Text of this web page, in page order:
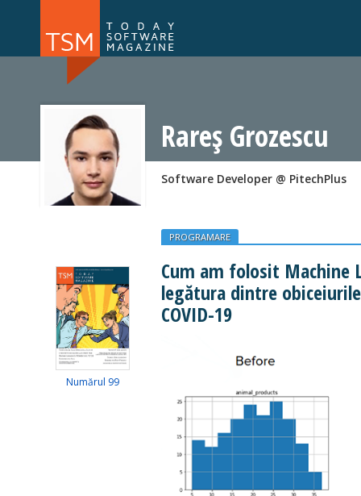
NOU
Rareș Grozescu
Software Developer @ PitechPlus
Numărul 99
PROGRAMARE
Cum am folosit Machine
legătura dintre
COVID-19